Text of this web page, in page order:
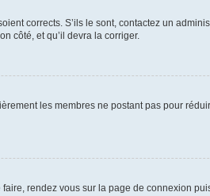
corrects. S’ils le sont, contactez un
côté, et qu’il devra la corriger.
les membres ne postant pas pour
rendez vous sur la page de connexion